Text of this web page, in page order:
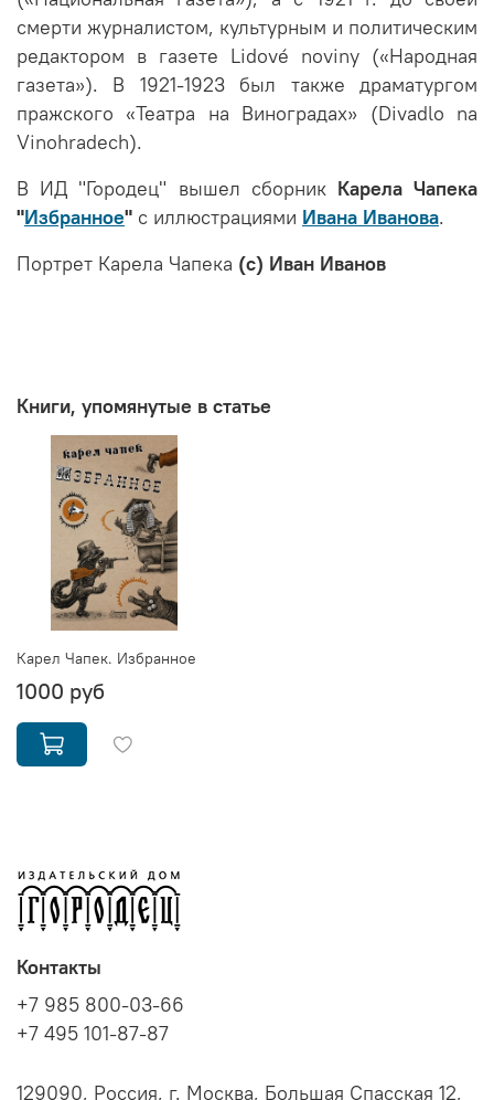
смерти журналистом, культурным и политическим
редактором в газете Lidové noviny («Народная
газета»). В 1921-1923 был также драматургом
пражского «Театра на Виноградах» (Divadlo na
Vinohradech).
В ИД "Городец" вышел сборник Карела Чапека
"Избранное" с иллюстрациями Ивана Иванова.
Портрет Карела Чапека (с) Иван Иванов
Книги, упомянутые в статье
Карел Чапек. Избранное
1000 руб
Контакты
+7 985 800-03-66
+7 495 101-87-87
129090, Россия, г. Москва, Большая Спасская 12,